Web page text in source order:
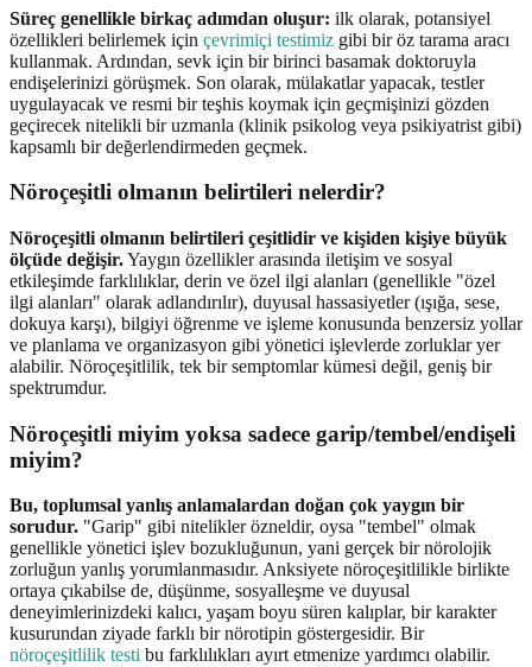
Süreç genellikle birkaç adımdan oluşur: ilk olarak, potansiyel
özellikleri belirlemek için çevrimiçi testimiz gibi bir öz tarama aracı
kullanmak. Ardından, sevk için bir birinci basamak doktoruyla
endişelerinizi görüşmek. Son olarak, mülakatlar yapacak, testler
uygulayacak ve resmi bir teşhis koymak için geçmişinizi gözden
geçirecek nitelikli bir uzmanla (klinik psikolog veya psikiyatrist gibi)
kapsamlı bir değerlendirmeden geçmek.
Nöroçeşitli olmanın belirtileri nelerdir?
Nöroçeşitli olmanın belirtileri çeşitlidir ve kişiden kişiye büyük
ölçüde değişir.Yaygın özellikler arasında iletişim ve sosyal
etkileşimde farklılıklar, derin ve özel ilgi alanları (genellikle "özel
ilgi alanları" olarak adlandırılır), duyusal hassasiyetler (ışığa, sese,
dokuya karşı), bilgiyi öğrenme ve işleme konusunda benzersiz yollar
ve planlama ve organizasyon gibi yönetici işlevlerde zorluklar yer
alabilir. Nöroçeşitlilik, tek bir semptomlar kümesi değil, geniş bir
spektrumdur.
Nöroçeşitli miyim yoksa sadece garip/tembel/endişeli
miyim?
Bu, toplumsal yanlış anlamalardan doğan çok yaygın bir
sorudur. "Garip" gibi nitelikler özneldir, oysa "tembel" olmak
genellikle yönetici işlev bozukluğunun, yani gerçek bir nörolojik
zorluğun yanlış yorumlanmasıdır. Anksiyete nöroçeşitlilikle birlikte
ortaya çıkabilse de, düşünme, sosyalleşme ve duyusal
deneyimlerinizdeki kalıcı, yaşam boyu süren kalıplar, bir karakter
kusurundan ziyade farklı bir nörotipin göstergesidir. Bir
nöroçeşitlilik testi bu farklılıkları ayırt etmenize yardımcı olabilir.